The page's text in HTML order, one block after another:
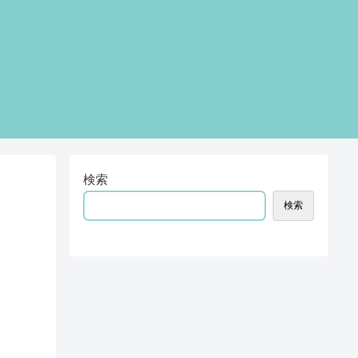
検索
検索